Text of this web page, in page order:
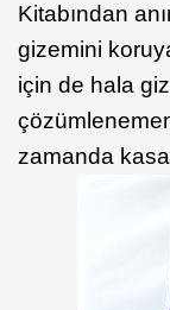
Kitabından
gizemini
için de hala
zamanda